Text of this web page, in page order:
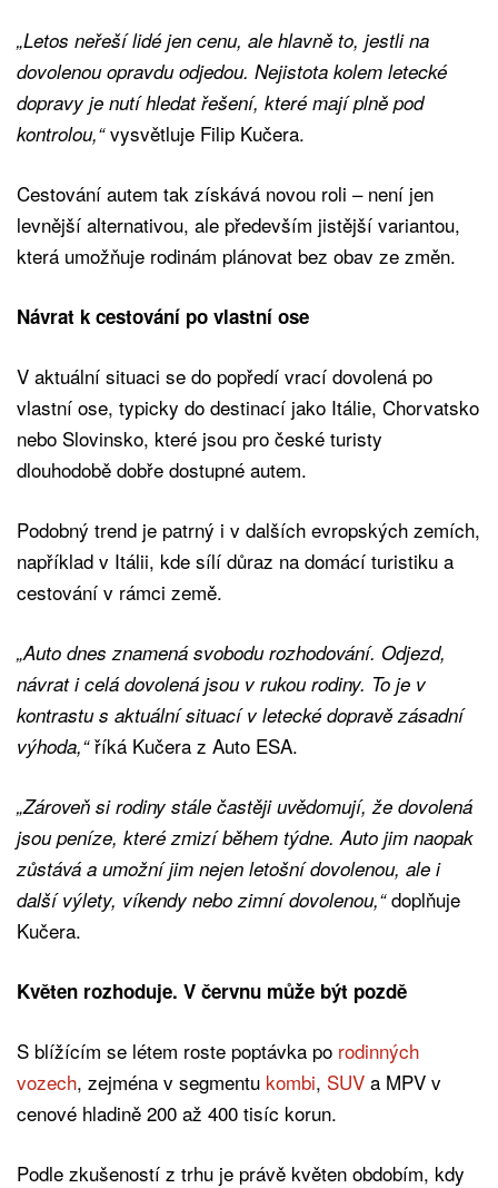
„Letos neřeší lidé jen cenu, ale hlavně to, jestli na
dovolenou opravdu odjedou. Nejistota kolem letecké
dopravy je nutí hledat řešení, které mají plně pod
kontrolou,“vysvětluje Filip Kučera.
Cestování autem tak získává novou roli – není jen
levnější alternativou, ale především jistější variantou,
která umožňuje rodinám plánovat bez obav ze změn.
Návrat k cestování po vlastní ose
V aktuální situaci se do popředí vrací dovolená po
vlastní ose, typicky do destinací jako Itálie, Chorvatsko
nebo Slovinsko, které jsou pro české turisty
dlouhodobě dobře dostupné autem.
Podobný trend je patrný i v dalších evropských zemích,
například v Itálii, kde sílí důraz na domácí turistiku a
cestování v rámci země.
„Auto dnes znamená svobodu rozhodování. Odjezd,
návrat i celá dovolená jsou v rukou rodiny. To je v
kontrastu s aktuální situací v letecké dopravě zásadní
výhoda,“říká Kučera z Auto ESA.
„Zároveň si rodiny stále častěji uvědomují, že dovolená
jsou peníze, které zmizí během týdne. Auto jim naopak
zůstává a umožní jim nejen letošní dovolenou, ale i
další výlety, víkendy nebo zimní dovolenou,“doplňuje
Kučera.
Květen rozhoduje. V červnu může být pozdě
S blížícím se létem roste poptávka po rodinných
vozech, zejména v segmentu kombi, SUV a MPV v
cenové hladině 200 až 400 tisíc korun.
Podle zkušeností z trhu je právě květen obdobím, kdy